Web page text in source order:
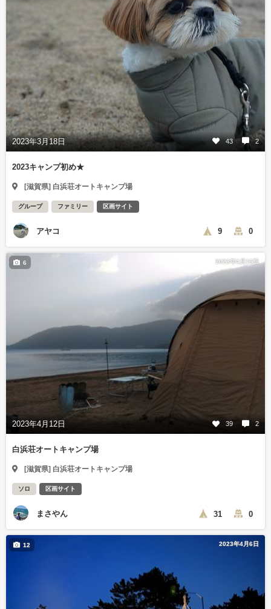
2023年3月18日 43 2
2023キャンプ初め★
[滋賀県] 白浜荘オートキャンプ場
グループ ファミリー 区画サイト
アヤコ 9 0
2023年4月15日
2023年4月12日 39 2
6
白浜荘オートキャンプ場
[滋賀県] 白浜荘オートキャンプ場
ソロ 区画サイト
まさやん 31 0
2023年4月6日
12